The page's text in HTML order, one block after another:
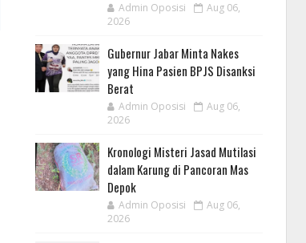
Admin Oposisi
Aug 06,
2026
Gubernur Jabar Minta Nakes
yang Hina Pasien BPJS Disanksi
Berat
Admin Oposisi
Aug 06,
2026
Kronologi Misteri Jasad Mutilasi
dalam Karung di Pancoran Mas
Depok
Admin Oposisi
Aug 06,
2026